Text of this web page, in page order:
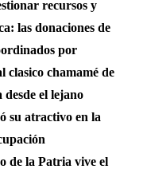
recursos y
las donaciones de
por
clasico chamamé de
el lejano
su atractivo en la
de la Patria vive el